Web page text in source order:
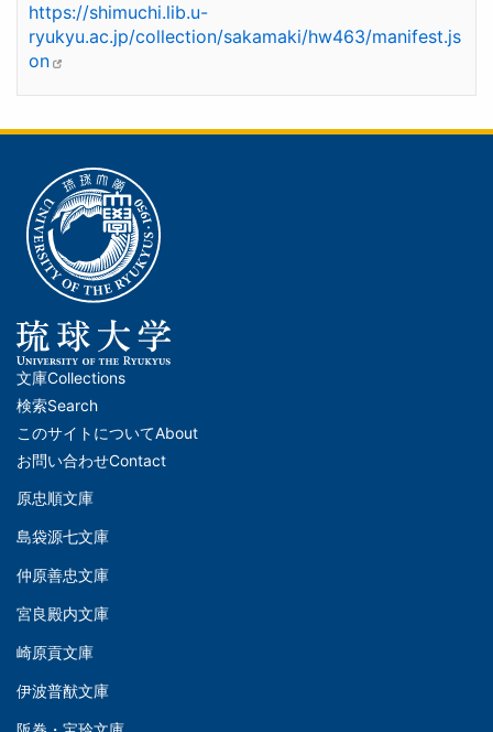
https://shimuchi.lib.u-
ryukyu.ac.jp/collection/sakamaki/hw463/manifest.js
on
メ
イ
ン
ナ
ビ
ー
シ
ョ
ン
文庫Collections
検索Search
このサイトについてAbout
お問い合わせContact
文
(Left)
原忠順文庫
島袋源七文庫
仲原善忠文庫
文
(Middle)
宮良殿内文庫
崎原貢文庫
伊波普猷文庫